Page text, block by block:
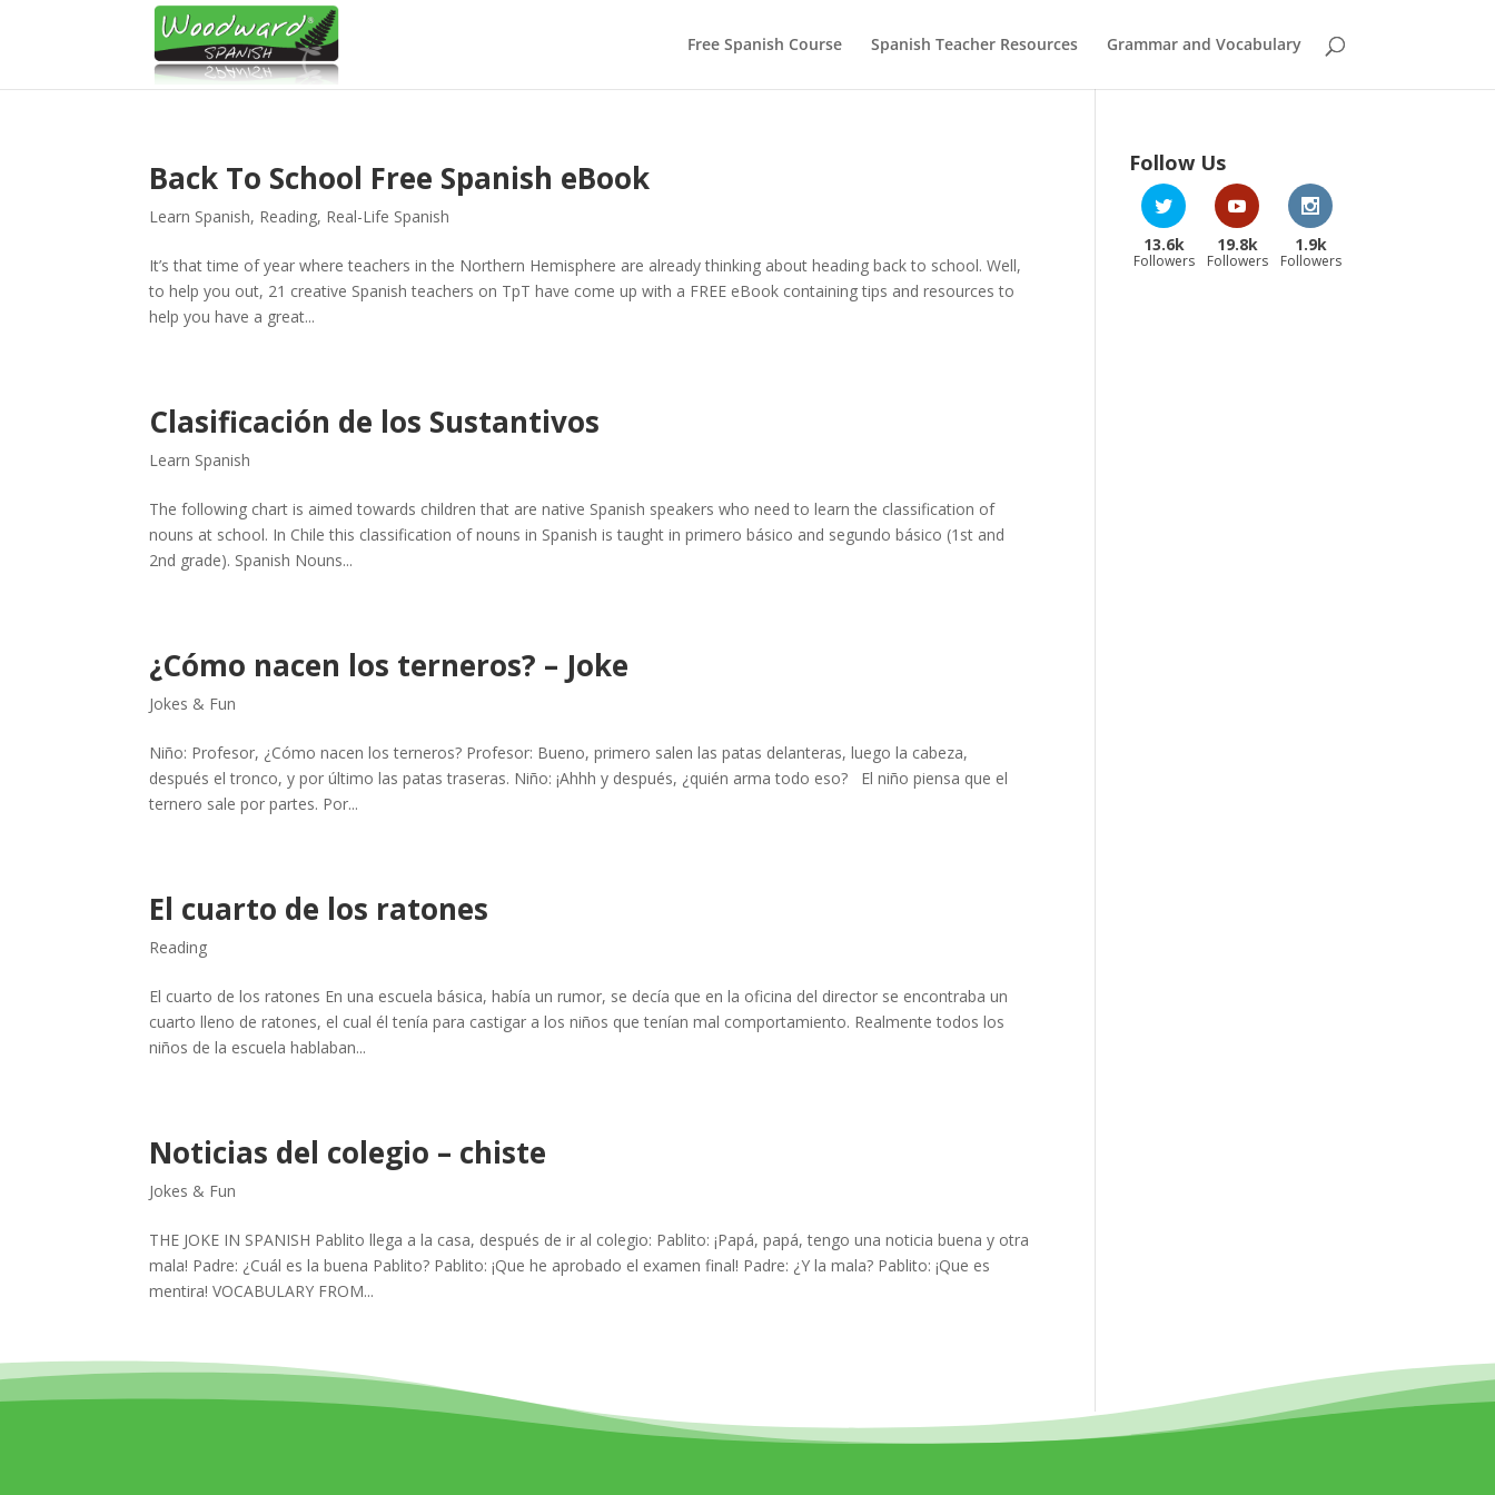
Free Spanish Course Spanish Teacher Resources Grammar and Vocabulary
Back To School Free Spanish eBook
Learn Spanish, Reading, Real-Life Spanish
It’s that time of year where teachers in the Northern Hemisphere are already thinking about heading back to school. Well,
to help you out, 21 creative Spanish teachers on TpT have come up with a FREE eBook containing tips and resources to
help you have a great...
Clasificación de los Sustantivos
Learn Spanish
The following chart is aimed towards children that are native Spanish speakers who need to learn the classification of
nouns at school. In Chile this classification of nouns in Spanish is taught in primero básico and segundo básico (1st and
2nd grade). Spanish Nouns...
¿Cómo nacen los terneros? – Joke
Jokes & Fun
Niño: Profesor, ¿Cómo nacen los terneros? Profesor: Bueno, primero salen las patas delanteras, luego la cabeza,
después el tronco, y por último las patas traseras. Niño: ¡Ahhh y después, ¿quién arma todo eso? El niño piensa que el
ternero sale por partes. Por...
El cuarto de los ratones
Reading
El cuarto de los ratones En una escuela básica, había un rumor, se decía que en la oficina del director se encontraba un
cuarto lleno de ratones, el cual él tenía para castigar a los niños que tenían mal comportamiento. Realmente todos los
niños de la escuela hablaban...
Noticias del colegio – chiste
Jokes & Fun
THE JOKE IN SPANISH Pablito llega a la casa, después de ir al colegio: Pablito: ¡Papá, papá, tengo una noticia buena y otra
mala! Padre: ¿Cuál es la buena Pablito? Pablito: ¡Que he aprobado el examen final! Padre: ¿Y la mala? Pablito: ¡Que es
mentira! VOCABULARY FROM...
Follow Us
13.6k
Followers
19.8k
Followers
1.9k
Followers